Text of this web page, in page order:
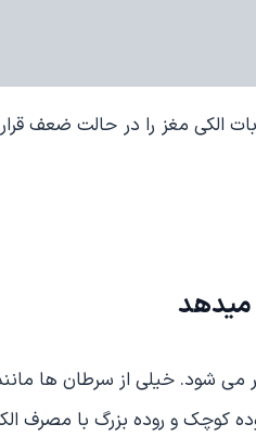
الکی مغز را در حالت ضعف
میدهد
می شود. خیلی از سرطان ها
کوچک و روده بزرگ با مصرف